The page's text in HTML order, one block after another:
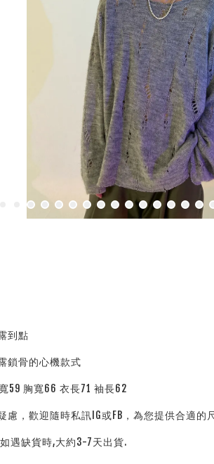
到點
鎖骨的心機款式
59 胸寬66 衣長71 袖長62
慮，歡迎隨時私訊IG或FB，為您提供合適的
遇缺貨時,大約3-7天出貨.